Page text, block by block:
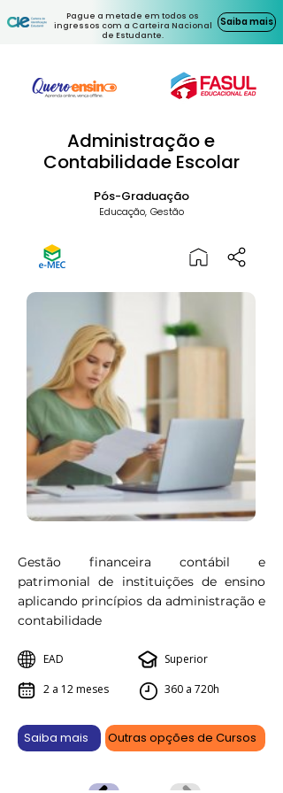
Pague a metade em todos os
ingressos com a Carteira Nacional
de Estudante.
Saiba mais
Administração e
Contabilidade Escolar
Pós-Graduação
Educação, Gestão
Gestão financeira contábil e
patrimonial de instituições de ensino
aplicando princípios da administração e
contabilidade
EAD
2 a 12 meses
Superior
360 a 720h
Saiba mais Outras opções de Cursos